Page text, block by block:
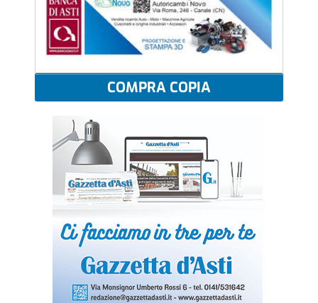
COMPRA COPIA